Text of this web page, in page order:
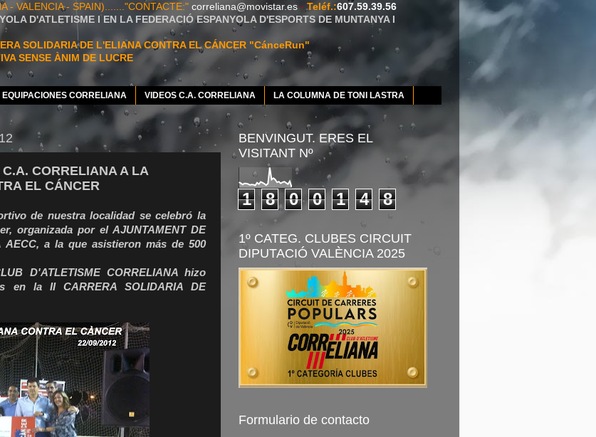
- VALENCIA - SPAIN)......."CONTACTE:" correliana@movistar.es -Teléf.:607.59.39.56
D'ATLETISME I EN LA FEDERACIÓ ESPANYOLA D'ESPORTS DE MUNTANYA I
SOLIDARIA DE L'ELIANA CONTRA EL CÁNCER "CánceRun"
SENSE ÀNIM DE LUCRE
EQUIPACIONES CORRELIANA VIDEOS C.A. CORRELIANA LA COLUMNA DE TONI LASTRA
CORRELIANA A LA
EL CÁNCER
de nuestra localidad se celebró la
organizada por el AJUNTAMENT DE
a la que asistieron más de 500
D'ATLETISME CORRELIANA hizo
en la II CARRERA SOLIDARIA DE
BENVINGUT. ERES EL
VISITANT Nº
1 8 0 0 1 4 8
1º CATEG. CLUBES CIRCUIT
DIPUTACIÓ VALÈNCIA 2025
Formulario de contacto